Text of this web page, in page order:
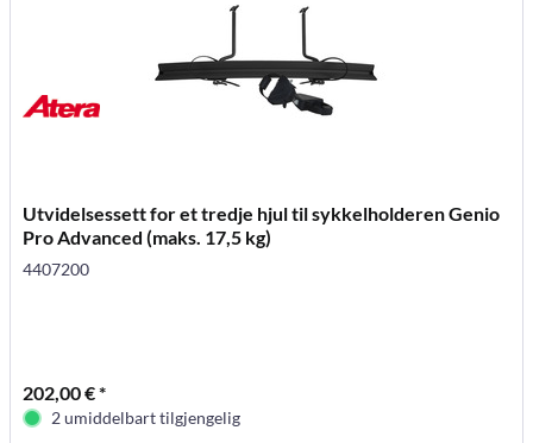
Utvidelsessett for et tredje hjul til sykkelholderen Genio
Pro Advanced (maks. 17,5 kg)
4407200
202,00 € *
2 umiddelbart tilgjengelig